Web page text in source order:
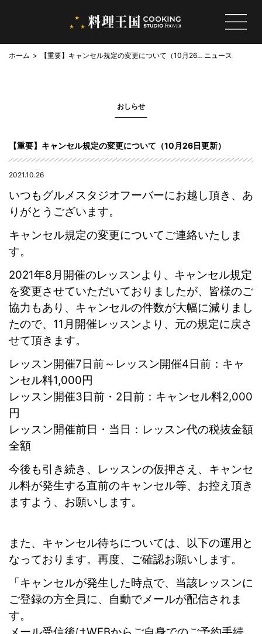
ホーム ニュース
【重要】キャンセル規定の変更について（10月26日
おしらせ
【重要】キャンセル規定の変更について（10月26日更新）
2021.10.26
いつもグルメスタジオフーバーにお越し頂き、あ
りがとうございます。
キャンセル規定の変更についてご連絡いたしま
す。
2021年8月開催のレッスンより、キャンセル規定
を変更させていただいておりましたが、皆様のご
協力もあり、キャンセルの件数が大幅に減りまし
たので、11月開催レッスンより、元の規定に戻さ
せて頂きます。
レッスン開催7日前～レッスン開催4日前：キャ
ンセル料1,000円
レッスン開催3日前・2日前：キャンセル料2,000
円
レッスン開催前日・当日：レッスン代の税抜金額
全額
今後も引き続き、レッスンの仮押さえ、キャンセ
ル料が発生する直前のキャンセル等、お控え頂き
ますよう、お願いします。
また、キャンセル待ちについては、以下の運用と
なっております。再度、ご確認お願いします。
「キャンセルが発生した時点で、当該レッスンに
ご登録の方全員に、自動でメールが配信されま
す。